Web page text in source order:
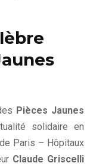
Pièces Jaunes
solidaire en
Paris – Hôpitaux
Claude Griscelli